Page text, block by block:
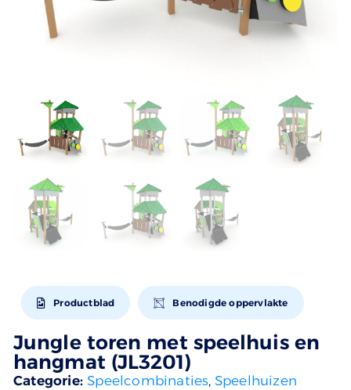
Productblad Benodigde oppervlakte
Jungle toren met speelhuis en
hangmat (JL3201)
Categorie:Speelcombinaties, Speelhuizen